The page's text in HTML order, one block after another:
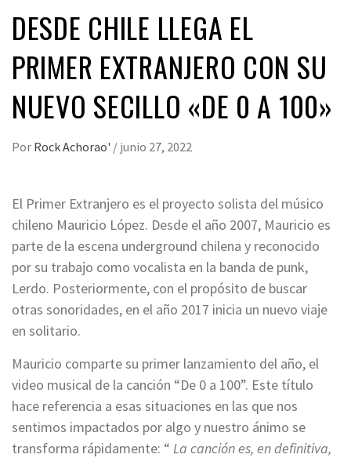
DESDE CHILE LLEGA EL
PRIMER EXTRANJERO CON SU
NUEVO SECILLO «DE 0 A 100»
Por Rock Achorao' / junio 27, 2022
El Primer Extranjero es el proyecto solista del músico
chileno Mauricio López. Desde el año 2007, Mauricio es
parte de la escena underground chilena y reconocido
por su trabajo como vocalista en la banda de punk,
Lerdo. Posteriormente, con el propósito de buscar
otras sonoridades, en el año 2017 inicia un nuevo viaje
en solitario.
Mauricio comparte su primer lanzamiento del año, el
video musical de la canción “De 0 a 100”. Este título
hace referencia a esas situaciones en las que nos
sentimos impactados por algo y nuestro ánimo se
transforma rápidamente: “ La canción es, en definitiva,